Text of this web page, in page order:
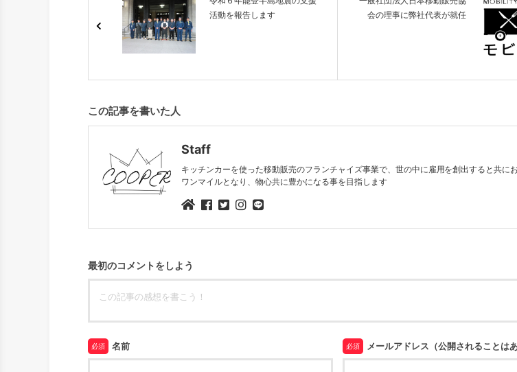
活動を報告します
会の理事に弊社代表が就任
この記事を書いた人
Staff
キッチンカーを使った移動販売のフランチャイズ事業で、世の中に雇用を創出すると共に
ワンマイルとなり、物心共に豊かになる事を目指します
最初のコメントをしよう
必須 名前 必須 メールアドレス（公開されることはあ